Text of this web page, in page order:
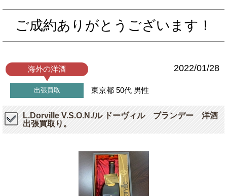
ご成約ありがとうございます！
海外の洋酒 2022/01/28
出張買取 東京都 50代 男性
L.Dorville V.S.O.N./ル ドーヴィル ブランデー 洋酒
出張買取り。